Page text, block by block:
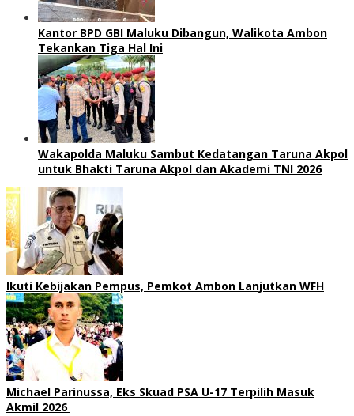
Kantor BPD GBI Maluku Dibangun, Walikota Ambon
Tekankan Tiga Hal Ini
Wakapolda Maluku Sambut Kedatangan Taruna Akpol
untuk Bhakti Taruna Akpol dan Akademi TNI 2026
Ikuti Kebijakan Pempus, Pemkot Ambon Lanjutkan WFH
Michael Parinussa, Eks Skuad PSA U-17 Terpilih Masuk
Akmil 2026